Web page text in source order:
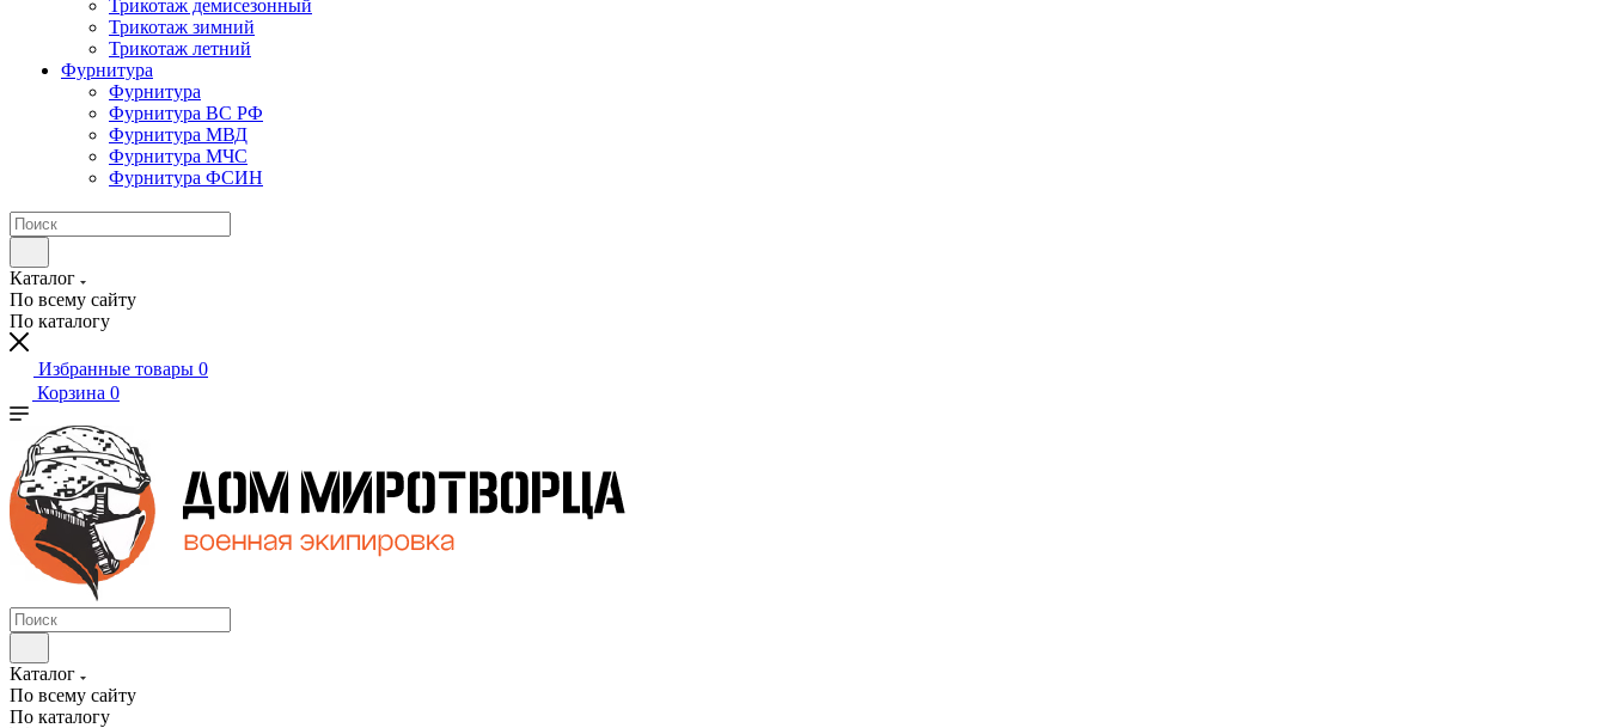
Трикотаж демисезонный
Трикотаж зимний
Трикотаж летний
Фурнитура
Фурнитура
Фурнитура ВС РФ
Фурнитура МВД
Фурнитура МЧС
Фурнитура ФСИН
Каталог
По всему сайту
По каталогу
Избранные товары 0
Корзина 0
Каталог
По всему сайту
По каталогу